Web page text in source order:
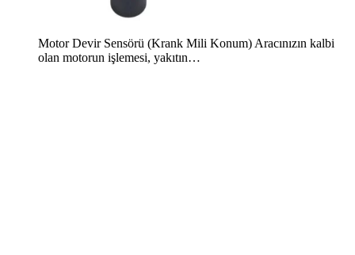
Motor Devir Sensörü (Krank Mili Konum) Aracınızın kalbi
olan motorun işlemesi, yakıtın…